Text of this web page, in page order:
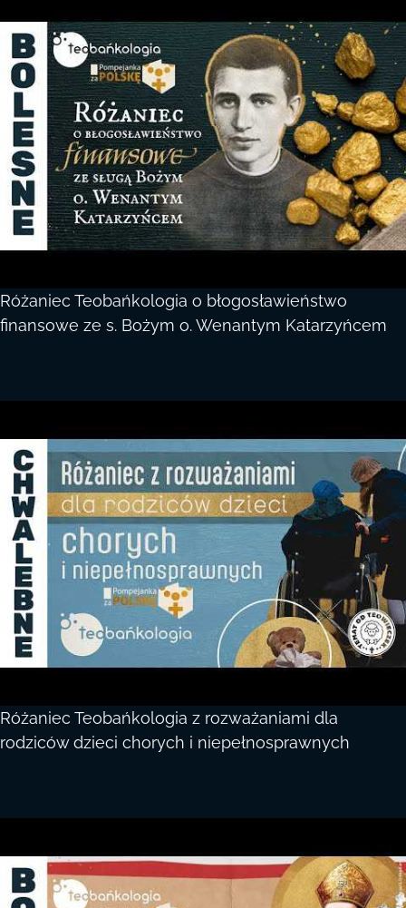
Różaniec Teobańkologia o błogosławieństwo
finansowe ze s. Bożym o. Wenantym Katarzyńcem
Różaniec Teobańkologia z rozważaniami dla
rodziców dzieci chorych i niepełnosprawnych